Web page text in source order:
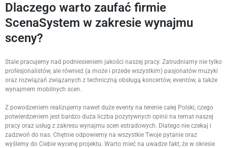
Dlaczego warto zaufać firmie
ScenaSystem w zakresie wynajmu
sceny?
Stale pracujemy nad podniesieniem jakości naszej pracy. Zatrudniamy nie tylko
profesjonalistów, ale również (a może i przede wszystkim) pasjonatów muzyki
oraz rozwiązań związanych z techniczną obsługą koncertów, eventów, a także
wynajmem mobilnych scen.
Z powodzeniem realizujemy nawet duże eventy na terenie całej Polski, czego
potwierdzeniem jest bardzo duża liczba pozytywnych opinii na temat naszej
pracy oraz usług z zakresu wynajmu scen estradowych. Dlatego nie czekaj i
zadzwoń do nas. Chętnie odpowiemy na wszystkie Twoje pytanie oraz
wyślemy do Ciebie wycenę projektu. Warto mieć na uwadze fakt, że w okresie